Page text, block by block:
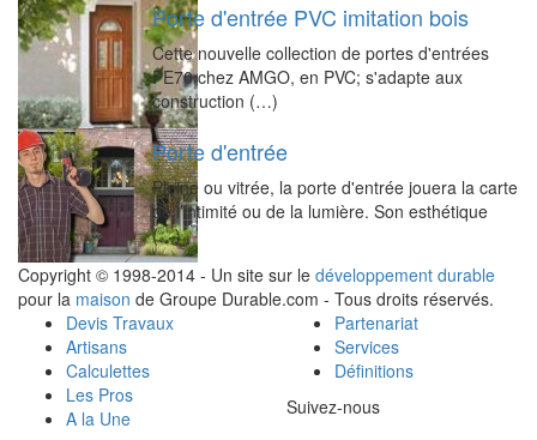
Porte d'entrée PVC imitation bois
Cette nouvelle collection de portes d'entrées
PE70 chez AMGO, en PVC; s'adapte aux
construction (…)
Porte d'entrée
Pleine ou vitrée, la porte d'entrée jouera la carte
de l’intimité ou de la lumière. Son esthétique
(…)
Copyright © 1998-2014 - Un site sur le développement durable
pour la maison de Groupe Durable.com - Tous droits réservés.
Devis Travaux
Artisans
Calculettes
Les Pros
A la Une
Partenariat
Services
Définitions
Suivez-nous